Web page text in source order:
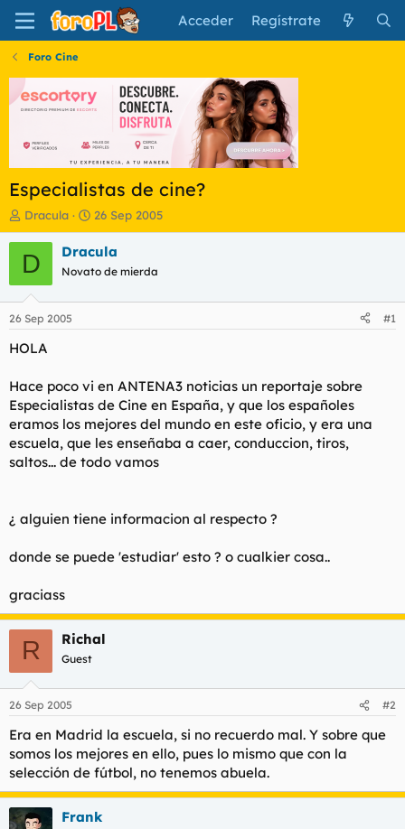
Acceder Regístrate
Foro Cine
Especialistas de cine?
I
n
i
a
d
o
r
l
t
e
m
a
Dracula
F
e
c
a
i
o
26 Sep 2005
D Dracula
Novato de mierda
26 Sep 2005 #1
HOLA
Hace poco vi en ANTENA3 noticias un reportaje sobre
Especialistas de Cine en España, y que los españoles
eramos los mejores del mundo en este oficio, y era una
escuela, que les enseñaba a caer, conduccion, tiros,
saltos... de todo vamos
¿ alguien tiene informacion al respecto ?
donde se puede 'estudiar' esto ? o cualkier cosa..
graciass
R Richal
Guest
26 Sep 2005 #2
Era en Madrid la escuela, si no recuerdo mal. Y sobre que
somos los mejores en ello, pues lo mismo que con la
selección de fútbol, no tenemos abuela.
Frank